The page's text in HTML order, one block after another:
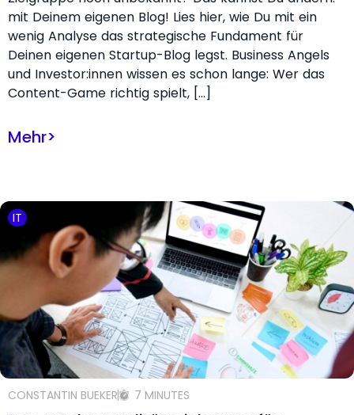
mit Deinem eigenen Blog! Lies hier, wie Du mit ein
wenig Analyse das strategische Fundament für
Deinen eigenen Startup-Blog legst. Business Angels
und Investor:innen wissen es schon lange: Wer das
Content-Game richtig spielt, […]
Mehr>
IT
CONSTANTIN BUEKER 7 MINUTES